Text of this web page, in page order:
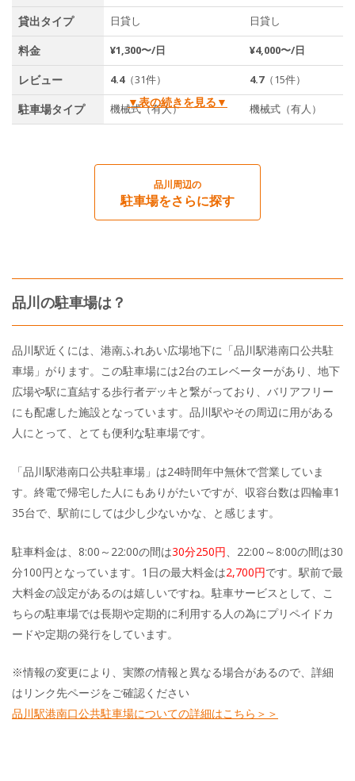
貸出タイプ 日貸し 日貸し
料金 ¥1,300〜/日 ¥4,000〜/日
レビュー 4.4（31件） 4.7（15件）
駐車場タイプ 機械式（有人） 機械式（有人）
▼表の続きを見る▼
品川周辺の
駐車場をさらに探す
品川の駐車場は？
品川駅近くには、港南ふれあい広場地下に「品川駅港南口公共駐
車場」がります。この駐車場には2台のエレベーターがあり、地下
広場や駅に直結する歩行者デッキと繋がっており、バリアフリー
にも配慮した施設となっています。品川駅やその周辺に用がある
人にとって、とても便利な駐車場です。
「品川駅港南口公共駐車場」は24時間年中無休で営業していま
す。終電で帰宅した人にもありがたいですが、収容台数は四輪車1
35台で、駅前にしては少し少ないかな、と感じます。
駐車料金は、8:00～22:00の間は30分250円 、22:00～8:00の間は30
分100円となっています。1日の最大料金は2,700円です。駅前で最
大料金の設定があるのは嬉しいですね。駐車サービスとして、こ
ちらの駐車場では長期や定期的に利用する人の為にプリペイドカ
ードや定期の発行をしています。
※情報の変更により、実際の情報と異なる場合があるので、詳細
はリンク先ページをご確認ください
品川駅港南口公共駐車場についての詳細はこちら＞＞